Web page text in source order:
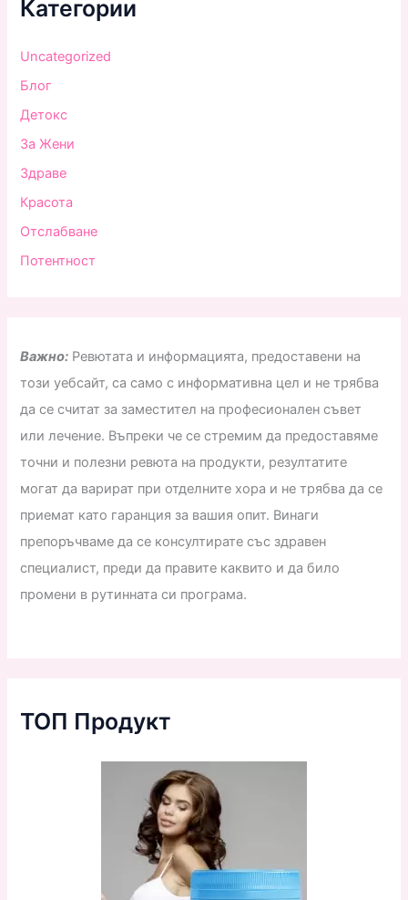
Категории
Uncategorized
Блог
Детокс
За Жени
Здраве
Красота
Отслабване
Потентност
Важно: Ревютата и информацията, предоставени на
този уебсайт, са само с информативна цел и не трябва
да се считат за заместител на професионален съвет
или лечение. Въпреки че се стремим да предоставяме
точни и полезни ревюта на продукти, резултатите
могат да варират при отделните хора и не трябва да се
приемат като гаранция за вашия опит. Винаги
препоръчваме да се консултирате със здравен
специалист, преди да правите каквито и да било
промени в рутинната си програма.
ТОП Продукт